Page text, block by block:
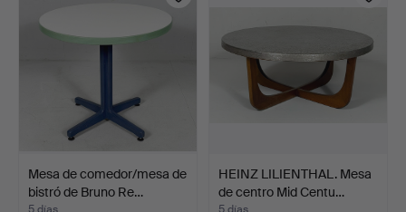
Mesa de comedor/mesa de
bistró de Bruno Re…
HEINZ LILIENTHAL. Mesa
de centro Mid Centu…